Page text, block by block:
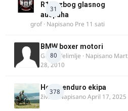
31
R125 zbog glasnog
auspuha
grof· Napisano Pre 11 sati
80
BMW boxer motori
Guest Velimlje · Napisano Mart
28, 2010
378
Heavy enduro ekipa
živke · NapisanoApril 17, 2025